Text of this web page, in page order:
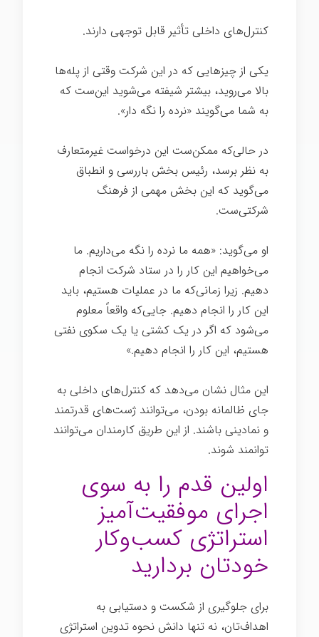
کنترل‌های داخلی تأثیر قابل توجهی دارند.
یکی از چیزهایی که در این شرکت وقتی از پله‌ها
بالا می‌روید، بیشتر شیفته می‌شوید این‌ست که
به شما می‌گویند «نرده را نگه دار».
در حالی‌که ممکن‌ست این درخواست غیرمتعارف
به نظر برسد، رئیس بخش باررسی و انطباق
می‌گوید که این بخش مهمی از فرهنگ
شرکتی‌ست.
او می‌گوید: «همه ما نرده را نگه می‌داریم. ما
می‌خواهیم این کار را در ستاد شرکت انجام
دهیم. زیرا زمانی‌که ما در عملیات هستیم، باید
این کار را انجام دهیم. جایی‌که واقعاً معلوم
می‌شود که اگر در یک کشتی یا یک سکوی نفتی
هستیم، این کار را انجام دهیم.»
این مثال نشان می‌دهد که کنترل‌های داخلی به
جای ظالمانه بودن، می‌توانند ژست‌های قدرتمند
و نمادینی باشند. از این طریق کارمندان می‌توانند
توانمند شوند.
اولین قدم را به سوی
اجرای موفقیت‌آمیز
استراتژی کسب‌وکار
خودتان بردارید
برای جلوگیری از شکست و دستیابی به
اهداف‌تان، نه تنها دانش نحوه تدوین استراتژی